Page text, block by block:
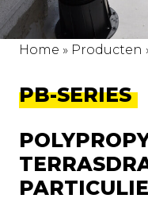
Home » Producten
PB-SERIES